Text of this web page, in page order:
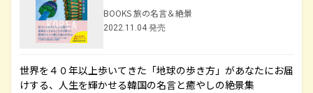
BOOKS 旅の名言＆絶景
2022.11.04 発売
世界を４０年以上歩いてきた「地球の歩き方」があなたにお届
けする、人生を輝かせる韓国の名言と癒やしの絶景集